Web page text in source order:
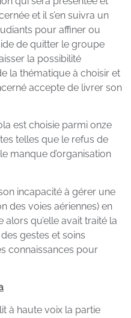
et il s’en suivra un
pour affiner ou
de quitter le groupe
la possibilité
la thématique à choisir et
accepte de livrer son
est choisie parmi onze
telles que le refus de
manque d’organisation
incapacité à gérer une
des voies aériennes) en
qu’elle avait traité la
gestes et soins
connaissances pour
à haute voix la partie